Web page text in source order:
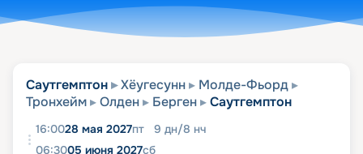
Саутгемптон Хёугесунн
Молде-Фьорд
Тронхейм
Олден Берген Саутгемптон
16:0028 мая 2027пт 9 дн/8 нч
06:3005 июня 2027сб